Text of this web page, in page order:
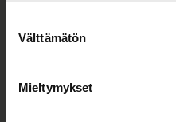
valinta
Välttämätön
Mieltymykset
Taidetalo
kuten paikallista